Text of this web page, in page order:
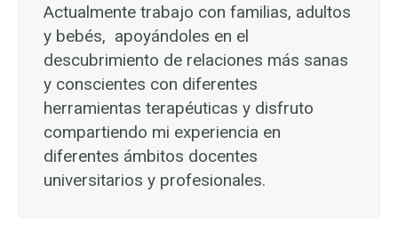
Actualmente trabajo con familias, adultos
y bebés, apoyándoles en el
descubrimiento de relaciones más sanas
y conscientes con diferentes
herramientas terapéuticas y disfruto
compartiendo mi experiencia en
diferentes ámbitos docentes
universitarios y profesionales.